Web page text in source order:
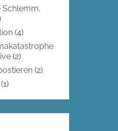
Schlemm,
(4)
(2)
(2)
(1)